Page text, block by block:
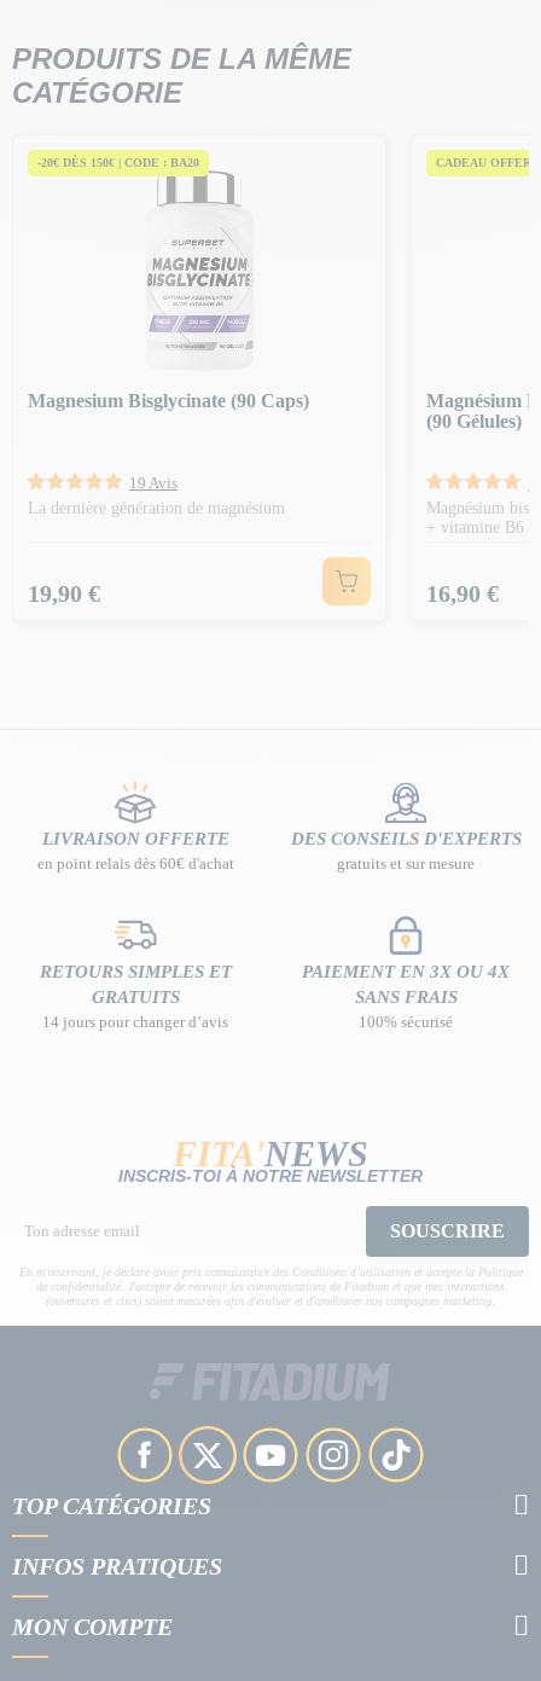
PRODUITS DE LA MÊME
CATÉGORIE
-20€ DÈS 150€ | CODE : BA20
Magnesium Bisglycinate (90 Caps)
19 Avis
La dernière génération de magnésium
Prix
19,90 €
CADEAU
Magnésium
(90 Gélules)
Magnésium
+ vitamine B6
Prix
16,90 €
LIVRAISON OFFERTE
en point relais dès 60€ d'achat
DES CONSEILS D'EXPERTS
gratuits et sur mesure
RETOURS SIMPLES ET
GRATUITS
14 jours pour changer d’avis
PAIEMENT EN 3X OU 4X
SANS FRAIS
100% sécurisé
FITA'NEWS
INSCRIS-TOI À NOTRE NEWSLETTER
SOUSCRIRE
En m'inscrivant, je déclare avoir pris connaissance des Conditions d’utilisation et accepte la Politique
de confidentialité. J'accepte de recevoir les communications de Fitadium et que mes interactions
(ouvertures et clics) soient mesurées afin d'évaluer et d'améliorer nos campagnes marketing.
TOP CATÉGORIES
INFOS PRATIQUES
MON COMPTE